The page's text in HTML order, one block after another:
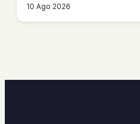
10 Ago 2026